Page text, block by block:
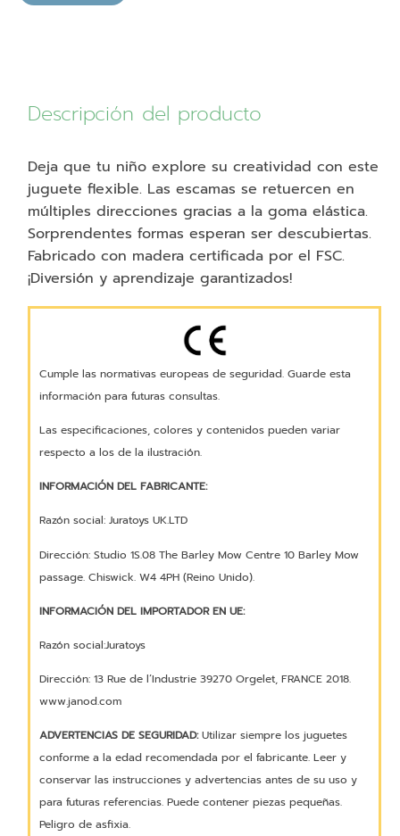
Descripción del producto
Deja que tu niño explore su creatividad con este
juguete flexible. Las escamas se retuercen en
múltiples direcciones gracias a la goma elástica.
Sorprendentes formas esperan ser descubiertas.
Fabricado con madera certificada por el FSC.
¡Diversión y aprendizaje garantizados!
Cumple las normativas europeas de seguridad. Guarde esta
información para futuras consultas.
Las especificaciones, colores y contenidos pueden variar
respecto a los de la ilustración.
INFORMACIÓN DEL FABRICANTE:
Razón social: Juratoys UK.LTD
Dirección: Studio 1S.08 The Barley Mow Centre 10 Barley Mow
passage. Chiswick. W4 4PH (Reino Unido).
INFORMACIÓN DEL IMPORTADOR EN UE:
Razón social:Juratoys
Dirección: 13 Rue de l’Industrie 39270 Orgelet, FRANCE 2018.
www.janod.com
ADVERTENCIAS DE SEGURIDAD:Utilizar siempre los juguetes
conforme a la edad recomendada por el fabricante. Leer y
conservar las instrucciones y advertencias antes de su uso y
para futuras referencias. Puede contener piezas pequeñas.
Peligro de asfixia.